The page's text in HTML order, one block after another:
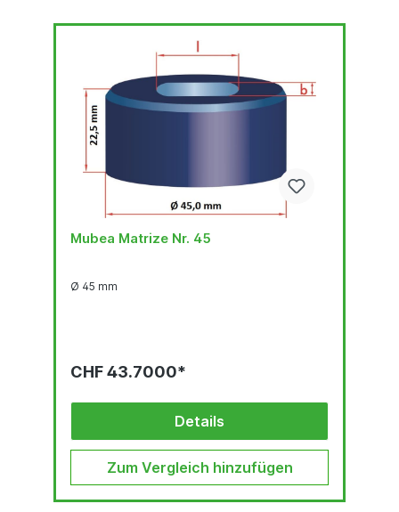
Mubea Matrize Nr. 45
Ø 45 mm
CHF 43.7000*
Details
Zum Vergleich hinzufügen